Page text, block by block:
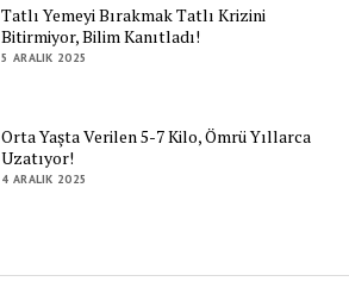
Tatlı Yemeyi Bırakmak Tatlı Krizini
Bitirmiyor, Bilim Kanıtladı!
5 ARALIK 2025
Orta Yaşta Verilen 5-7 Kilo, Ömrü Yıllarca
Uzatıyor!
4 ARALIK 2025